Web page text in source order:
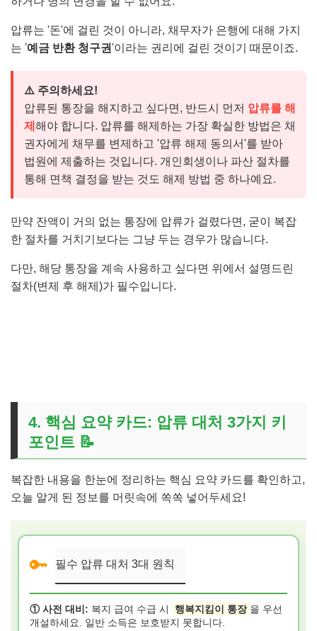
압류는 '돈'에 걸린 것이 아니라, 채무자가 은행에 대해 가지
는 '예금 반환 청구권'이라는 권리에 걸린 것이기 때문이죠.
⚠️ 주의하세요!
압류된 통장을 해지하고 싶다면, 반드시 먼저 압류를 해
제 해야 합니다. 압류를 해제하는 가장 확실한 방법은 채
권자에게 채무를 변제하고 '압류 해제 동의서'를 받아
법원에 제출하는 것입니다. 개인회생이나 파산 절차를
통해 면책 결정을 받는 것도 해제 방법 중 하나예요.
만약 잔액이 거의 없는 통장에 압류가 걸렸다면, 굳이 복잡
한 절차를 거치기보다는 그냥 두는 경우가 많습니다.
다만, 해당 통장을 계속 사용하고 싶다면 위에서 설명드린
절차(변제 후 해제)가 필수입니다.
4. 핵심 요약 카드: 압류 대처 3가지 키
포인트 📝
복잡한 내용을 한눈에 정리하는 핵심 요약 카드를 확인하고,
오늘 알게 된 정보를 머릿속에 쏙쏙 넣어두세요!
🔑 필수 압류 대처 3대 원칙
① 사전 대비: 복지 급여 수급 시 행복지킴이 통장 을 우선
개설하세요. 일반 소득은 보호받지 못합니다.